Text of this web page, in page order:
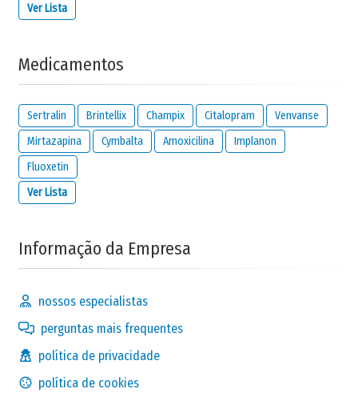
Ver Lista
Medicamentos
Sertralin Brintellix Champix Citalopram
Venvanse
Mirtazapina
Cymbalta Amoxicilina
Implanon
Fluoxetin
Ver Lista
Informação da Empresa
nossos especialistas
perguntas mais frequentes
política de privacidade
política de cookies